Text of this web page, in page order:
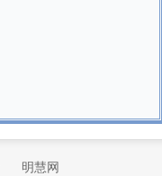
明慧网